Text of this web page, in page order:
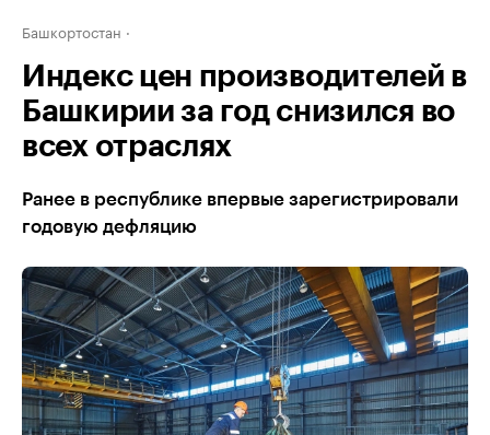
Башкортостан
Индекс цен производителей в
Башкирии за год снизился во
всех отраслях
Ранее в республике впервые зарегистрировали
годовую дефляцию